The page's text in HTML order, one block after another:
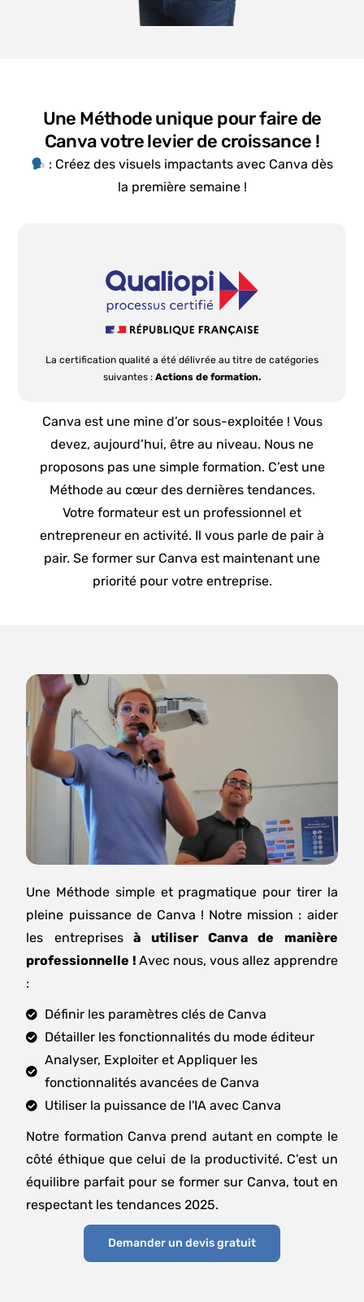
Une Méthode unique pour faire de
Canva votre levier de croissance !
: Créez des visuels impactants avec Canva dès
la première semaine !
La certification qualité a été délivrée au titre de catégories
suivantes : Actions de formation.
Canva est une mine d’or sous-exploitée ! Vous
devez, aujourd’hui, être au niveau. Nous ne
proposons pas une simple formation. C’est une
Méthode au cœur des dernières tendances.
Votre formateur est un professionnel et
entrepreneur en activité. Il vous parle de pair à
pair. Se former sur Canva est maintenant une
priorité pour votre entreprise.
Une Méthode simple et pragmatique pour tirer la
pleine puissance de Canva ! Notre mission : aider
les entreprisesà utiliser Canva de manière
professionnelle ! Avec nous, vous allez apprendre
:
Définir les paramètres clés de Canva
Détailler les fonctionnalités du mode éditeur
Analyser, Exploiter et Appliquer les
fonctionnalités avancées de Canva
Utiliser la puissance de l'IA avec Canva
Notre formation Canva prend autant en compte le
côté éthique que celui de la productivité. C’est un
équilibre parfait pour se former sur Canva, tout en
respectant les tendances 2025.
Demander un devis gratuit